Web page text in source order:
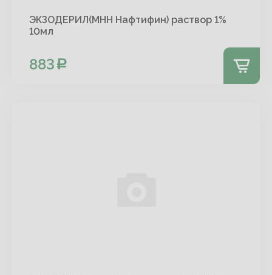
ЭКЗОДЕРИЛ(МНН Нафтифин) раствор 1%
10мл
883